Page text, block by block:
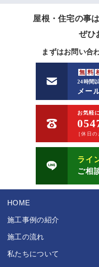
屋根・住宅の事
ぜひ
まずはお問い合
無 料
24時間
メー
お気軽
［休日
ライ
ご相
HOME
施工事例の紹介
施工の流れ
私たちについて